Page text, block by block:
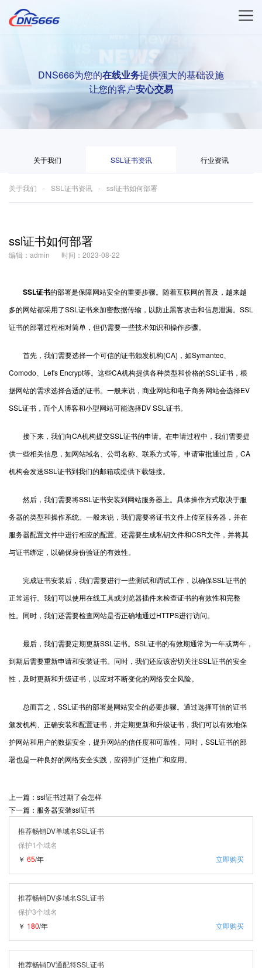
DNS666为您的在线业务提供强大的基础设施
让您的客户安心交易
关于我们 SSL证书资讯 行业资讯
关于我们 SSL证书资讯 ssl证书如何部署
ssl证书如何部署
编辑：admin 时间：2023-08-22
SSL证书的部署是保障网站安全的重要步骤。随着互联网的普及，越来越
多的网站都采用了SSL证书来加密数据传输，以防止黑客攻击和信息泄漏。SSL
证书的部署过程相对简单，但仍需要一些技术知识和操作步骤。
首先，我们需要选择一个可信的证书颁发机构(CA)，如Symantec、
Comodo、Let's Encrypt等。这些CA机构提供各种类型和价格的SSL证书，根
据网站的需求选择合适的证书。一般来说，商业网站和电子商务网站会选择EV
SSL证书，而个人博客和小型网站可能选择DV SSL证书。
接下来，我们向CA机构提交SSL证书的申请。在申请过程中，我们需要提
供一些相关信息，如网站域名、公司名称、联系方式等。申请审批通过后，CA
机构会发送SSL证书到我们的邮箱或提供下载链接。
然后，我们需要将SSL证书安装到网站服务器上。具体操作方式取决于服
务器的类型和操作系统。一般来说，我们需要将证书文件上传至服务器，并在
服务器配置文件中进行相应的配置。还需要生成私钥文件和CSR文件，并将其
与证书绑定，以确保身份验证的有效性。
完成证书安装后，我们需要进行一些测试和调试工作，以确保SSL证书的
正常运行。我们可以使用在线工具或浏览器插件来检查证书的有效性和完整
性。同时，我们还需要检查网站是否正确地通过HTTPS进行访问。
最后，我们需要定期更新SSL证书。SSL证书的有效期通常为一年或两年，
到期后需要重新申请和安装证书。同时，我们还应该密切关注SSL证书的安全
性，及时更新和升级证书，以应对不断变化的网络安全风险。
总而言之，SSL证书的部署是网站安全的必要步骤。通过选择可信的证书
颁发机构、正确安装和配置证书，并定期更新和升级证书，我们可以有效地保
护网站和用户的数据安全，提升网站的信任度和可靠性。同时，SSL证书的部
署也是一种良好的网络安全实践，应得到广泛推广和应用。
上一篇：ssl证书过期了会怎样
下一篇：服务器安装ssl证书
推荐畅销DV单域名SSL证书
保护1个域名
立即购买
￥ 65/年
推荐畅销DV多域名SSL证书
保护3个域名
立即购买
￥ 180/年
推荐畅销DV通配符SSL证书